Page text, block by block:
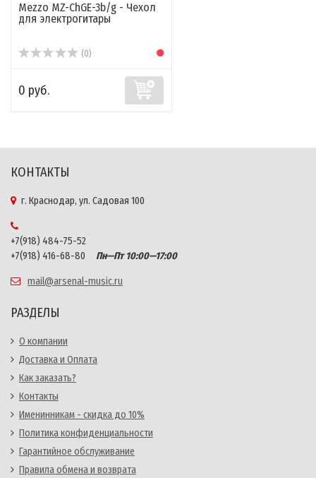
Mezzo MZ-ChGE-3b/g - Чехол
для электрогитары
(0)
0 руб.
КОНТАКТЫ
г. Краснодар, ул. Садовая 100
+7(918) 484-75-52
+7(918) 416-68-80
Пн—Пт 10:00—17:00
mail@arsenal-music.ru
РАЗДЕЛЫ
О компании
Доставка и Оплата
Как заказать?
Контакты
Именинникам - скидка до 10%
Политика конфиденциальности
Гарантийное обслуживание
Правила обмена и возврата